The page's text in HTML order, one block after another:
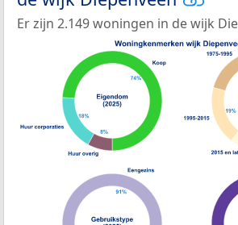
Er zijn 2.149 woningen in de wijk